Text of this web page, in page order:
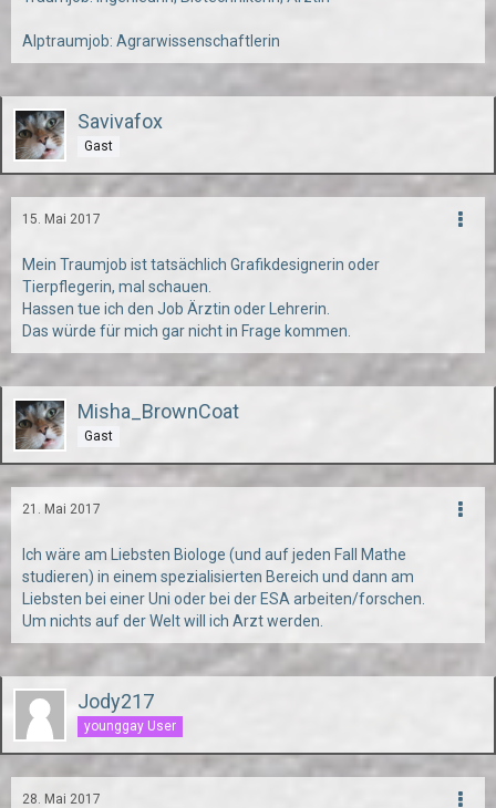
Alptraumjob: Agrarwissenschaftlerin
Savivafox
Gast
15. Mai 2017
Mein Traumjob ist tatsächlich Grafikdesignerin oder
Tierpflegerin, mal schauen.
Hassen tue ich den Job Ärztin oder Lehrerin.
Das würde für mich gar nicht in Frage kommen.
Misha_BrownCoat
Gast
21. Mai 2017
Ich wäre am Liebsten Biologe (und auf jeden Fall Mathe
studieren) in einem spezialisierten Bereich und dann am
Liebsten bei einer Uni oder bei der ESA arbeiten/forschen.
Um nichts auf der Welt will ich Arzt werden.
Jody217
younggay User
28. Mai 2017